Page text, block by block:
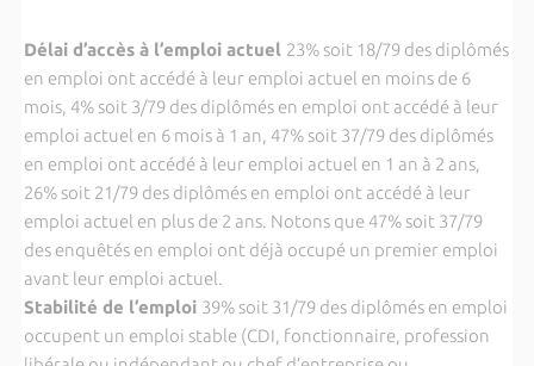
Délai d’accès à l’emploi actuel 23% soit 18/79 des diplômés
en emploi ont accédé à leur emploi actuel en moins de 6
mois, 4% soit 3/79 des diplômés en emploi ont accédé à leur
emploi actuel en 6 mois à 1 an, 47% soit 37/79 des diplômés
en emploi ont accédé à leur emploi actuel en 1 an à 2 ans,
26% soit 21/79 des diplômés en emploi ont accédé à leur
emploi actuel en plus de 2 ans. Notons que 47% soit 37/79
des enquêtés en emploi ont déjà occupé un premier emploi
avant leur emploi actuel.
Stabilité de l’emploi 39% soit 31/79 des diplômés en emploi
occupent un emploi stable (CDI, fonctionnaire, profession